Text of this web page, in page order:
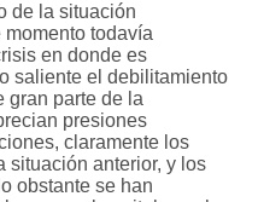
de la situación
todavía
en donde es
saliente el debilitamiento
gran parte de la
presiones
claramente los
situación anterior, y los
obstante se han